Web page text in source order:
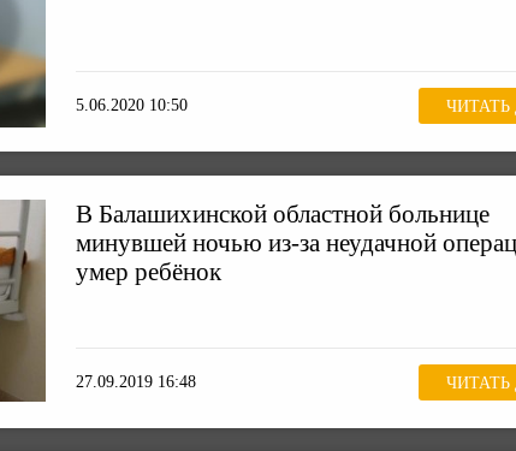
5.06.2020 10:50 ЧИТАТЬ
В Балашихинской областной больнице
минувшей ночью из-за неудачной
умер ребёнок
27.09.2019 16:48 ЧИТАТЬ